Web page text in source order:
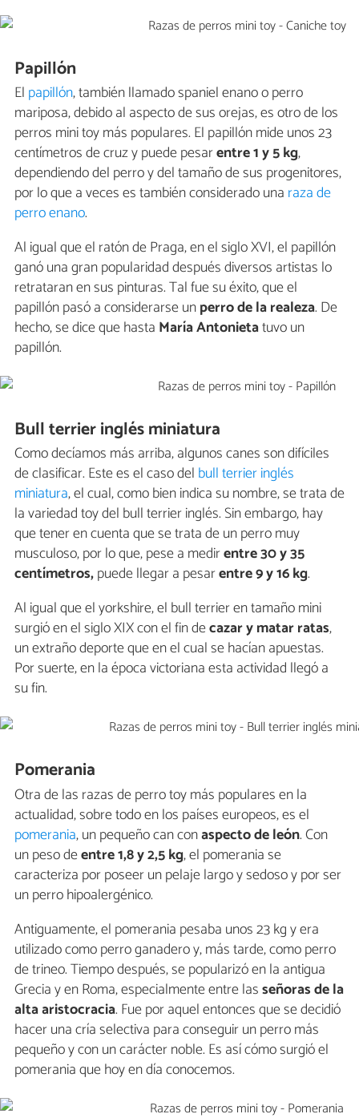
Papillón
El papillón, también llamado spaniel enano o perro
mariposa, debido al aspecto de sus orejas, es otro de los
perros mini toy más populares. El papillón mide unos 23
centímetros de cruz y puede pesarentre 1 y 5 kg,
dependiendo del perro y del tamaño de sus progenitores,
por lo que a veces es también considerado una raza de
perro enano.
Al igual que el ratón de Praga, en el siglo XVI, el papillón
ganó una gran popularidad después diversos artistas lo
retrataran en sus pinturas. Tal fue su éxito, que el
papillón pasó a considerarse unperro de la realeza. De
hecho, se dice que hasta María Antonietatuvo un
papillón.
Bull terrier inglés miniatura
Como decíamos más arriba, algunos canes son difíciles
de clasificar. Este es el caso del bull terrier inglés
miniatura, el cual, como bien indica su nombre, se trata de
la variedad toy del bull terrier inglés. Sin embargo, hay
que tener en cuenta que se trata de un perro muy
musculoso, por lo que, pese a medirentre 30 y 35
centímetros,puede llegar a pesarentre 9 y 16 kg.
Al igual que el yorkshire, el bull terrier en tamaño mini
surgió en el siglo XIX con el fin decazar y matar ratas,
un extraño deporte que en el cual se hacían apuestas.
Por suerte, en la época victoriana esta actividad llegó a
su fin.
Pomerania
Otra de las razas de perro toy más populares en la
actualidad, sobre todo en los países europeos, es el
pomerania, un pequeño can conaspecto de león. Con
un peso deentre 1,8 y 2,5 kg, el pomerania se
caracteriza por poseer un pelaje largo y sedoso y por ser
un perro hipoalergénico.
Antiguamente, el pomerania pesaba unos 23 kg y era
utilizado como perro ganadero y, más tarde, como perro
de trineo. Tiempo después, se popularizó en la antigua
Grecia y en Roma, especialmente entre lasseñoras de la
alta aristocracia. Fue por aquel entonces que se decidió
hacer una cría selectiva para conseguir un perro más
pequeño y con un carácter noble. Es así cómo surgió el
pomerania que hoy en día conocemos.